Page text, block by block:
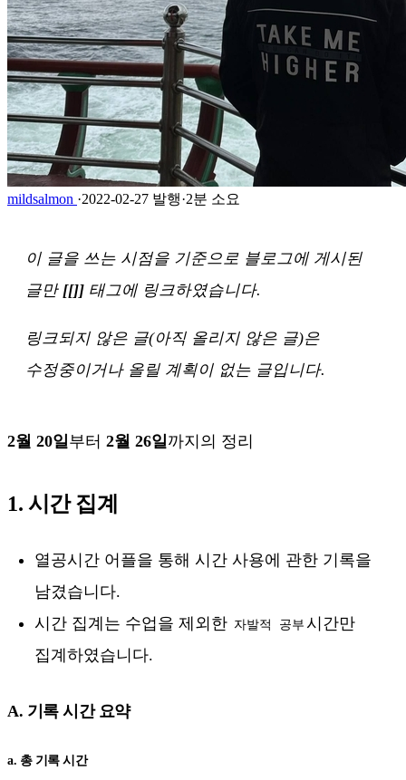
mildsalmon ·2022-02-27 발행·2분 소요
이 글을 쓰는 시점을 기준으로 블로그에 게시된
글만 [[]] 태그에 링크하였습니다.
링크되지 않은 글(아직 올리지 않은 글)은
수정중이거나 올릴 계획이 없는 글입니다.
2월 20일부터 2월 26일까지의 정리
1. 시간 집계
열공시간 어플을 통해 시간 사용에 관한 기록을
남겼습니다.
시간 집계는 수업을 제외한 자발적 공부시간만
집계하였습니다.
A. 기록 시간 요약
a. 총 기록 시간